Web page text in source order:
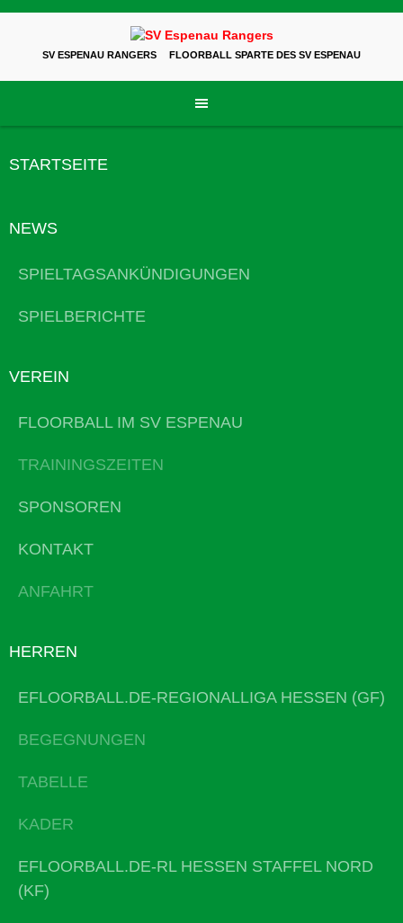
SV ESPENAU RANGERS FLOORBALL SPARTE DES SV ESPENAU
STARTSEITE
NEWS
SPIELTAGSANKÜNDIGUNGEN
SPIELBERICHTE
VEREIN
FLOORBALL IM SV ESPENAU
TRAININGSZEITEN
SPONSOREN
KONTAKT
ANFAHRT
HERREN
EFLOORBALL.DE-REGIONALLIGA HESSEN (GF)
BEGEGNUNGEN
TABELLE
KADER
EFLOORBALL.DE-RL HESSEN STAFFEL NORD
(KF)